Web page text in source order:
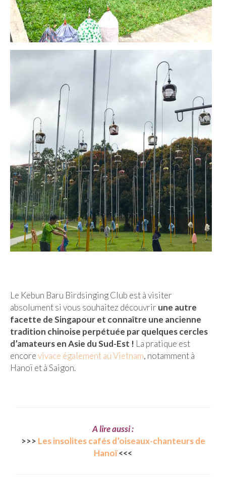
Le Kebun Baru Birdsinging Club est à visiter
absolument si vous souhaitez découvrir une autre
facette de Singapour et connaître une ancienne
tradition chinoise perpétuée par quelques cercles
d’amateurs en Asie du Sud-Est ! La pratique est
encorevivace également au Vietnam, notamment à
Hanoï et à Saigon.
A lire aussi :
>>> Les insolites cafés d’oiseaux-chanteurs de
Hanoï<<<